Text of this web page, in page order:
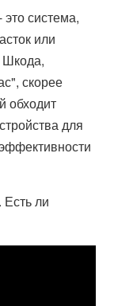
система,
или
Шкода,
скорее
обходит
для
ли